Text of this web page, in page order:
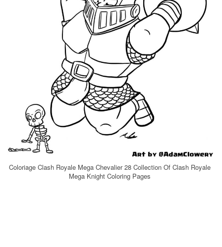
Coloriage Clash Royale Mega Chevalier 28 Collection Of Clash Royale
Mega Knight Coloring Pages